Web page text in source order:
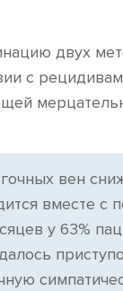
двух
с
вен
вместе с
у 63%